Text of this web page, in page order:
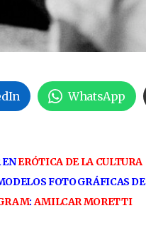
WhatsApp
ENERÓTICA DE LA CULTURA
FOTOGRÁFICAS
:AMILCAR MORETTI